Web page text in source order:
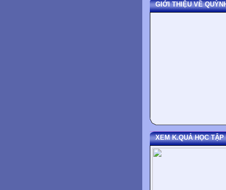
GIỚI THIỆU VỀ
XEM K.QUẢ HỌC TẬP